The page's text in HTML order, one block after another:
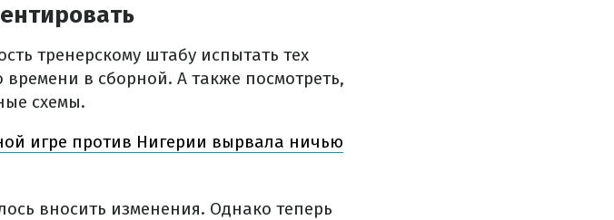
тренерскому штабу испытать тех
в сборной. А также посмотреть,
схемы.
игре против Нигерии вырвала ничью
вносить изменения. Однако теперь